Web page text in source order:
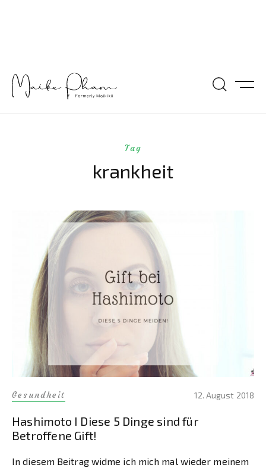
Tag
krankheit
Gesundheit 12. August 2018
Hashimoto I Diese 5 Dinge sind für
Betroffene Gift!
In diesem Beitrag widme ich mich mal wieder meinem